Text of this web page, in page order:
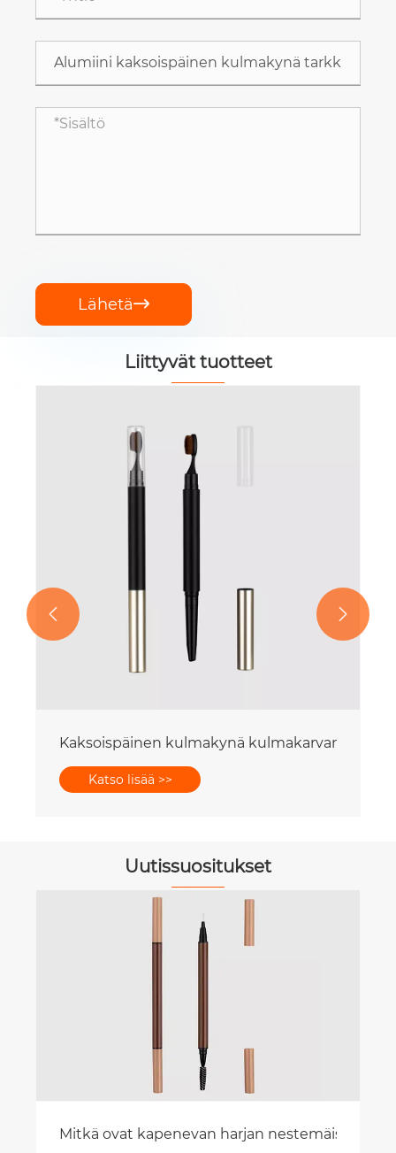
Lähetä
Liittyvät tuotteet
Kaksoispäinen kulmakynä kulmakarvan
Katso lisää >>
 
Uutissuositukset
kolme vaihetta
Mitkä ovat kapenevan harjan nestemäisen